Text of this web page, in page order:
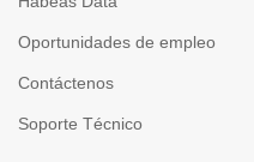
Oportunidades de empleo
Contáctenos
Soporte Técnico